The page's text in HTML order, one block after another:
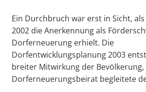
Ein Durchbruch war erst in Sicht,
2002 die Anerkennung als
Dorferneuerung erhielt. Die
Dorfentwicklungsplanung 2003
breiter Mitwirkung der Bevölkerung,
Dorferneuerungsbeirat begleitete